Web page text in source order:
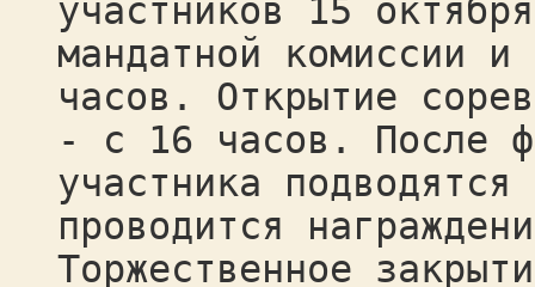
участников 15
мандатной комиссии
часов. Открытие
- с 16 часов. После
участника
проводится
Торжественное